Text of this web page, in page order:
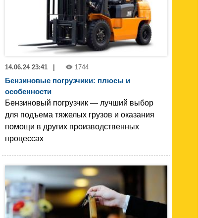
14.06.24 23:41 1744
Бензиновые погрузчики: плюсы и
особенности
Бензиновый погрузчик — лучший выбор
для подъема тяжелых грузов и оказания
помощи в других производственных
процессах